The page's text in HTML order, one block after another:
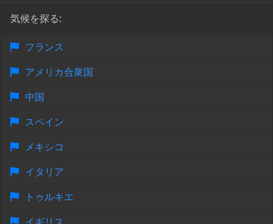
気候を探る:
フランス
アメリカ合衆国
中国
スペイン
メキシコ
イタリア
トゥルキエ